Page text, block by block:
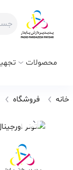
محصولات
خانه فروشگاه